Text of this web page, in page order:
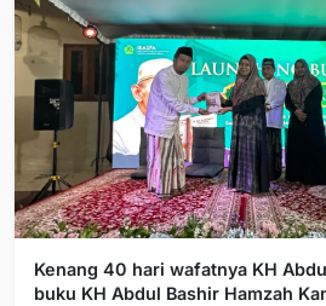
Kenang 40 hari wafatnya KH
buku KH Abdul Bashir Hamzah